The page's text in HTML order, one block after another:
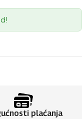
plaćanja